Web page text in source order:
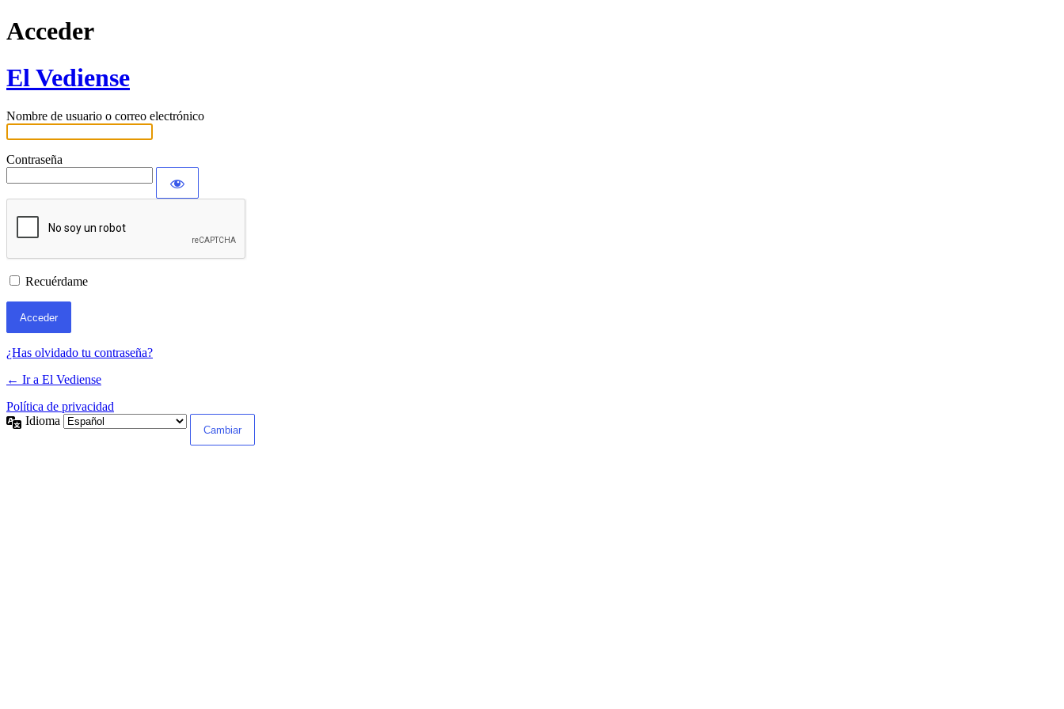
Acceder
El Vediense
Nombre de usuario o correo electrónico
Contraseña
Recuérdame
¿Has olvidado tu contraseña?
← Ir a El Vediense
Política de privacidad
Idioma